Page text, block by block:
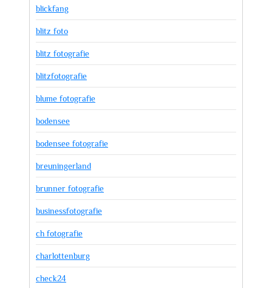
blickfang
blitz foto
blitz fotografie
blitzfotografie
blume fotografie
bodensee
bodensee fotografie
breuningerland
brunner fotografie
businessfotografie
ch fotografie
charlottenburg
check24